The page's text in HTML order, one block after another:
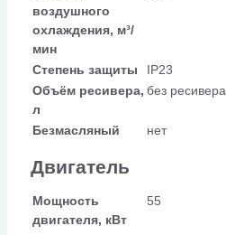
воздушного
охлаждения, м³/
мин
Степень защиты
IP23
Объём ресивера,
л
без ресивера
Безмасляный нет
Двигатель
Мощность
двигателя, кВт
55